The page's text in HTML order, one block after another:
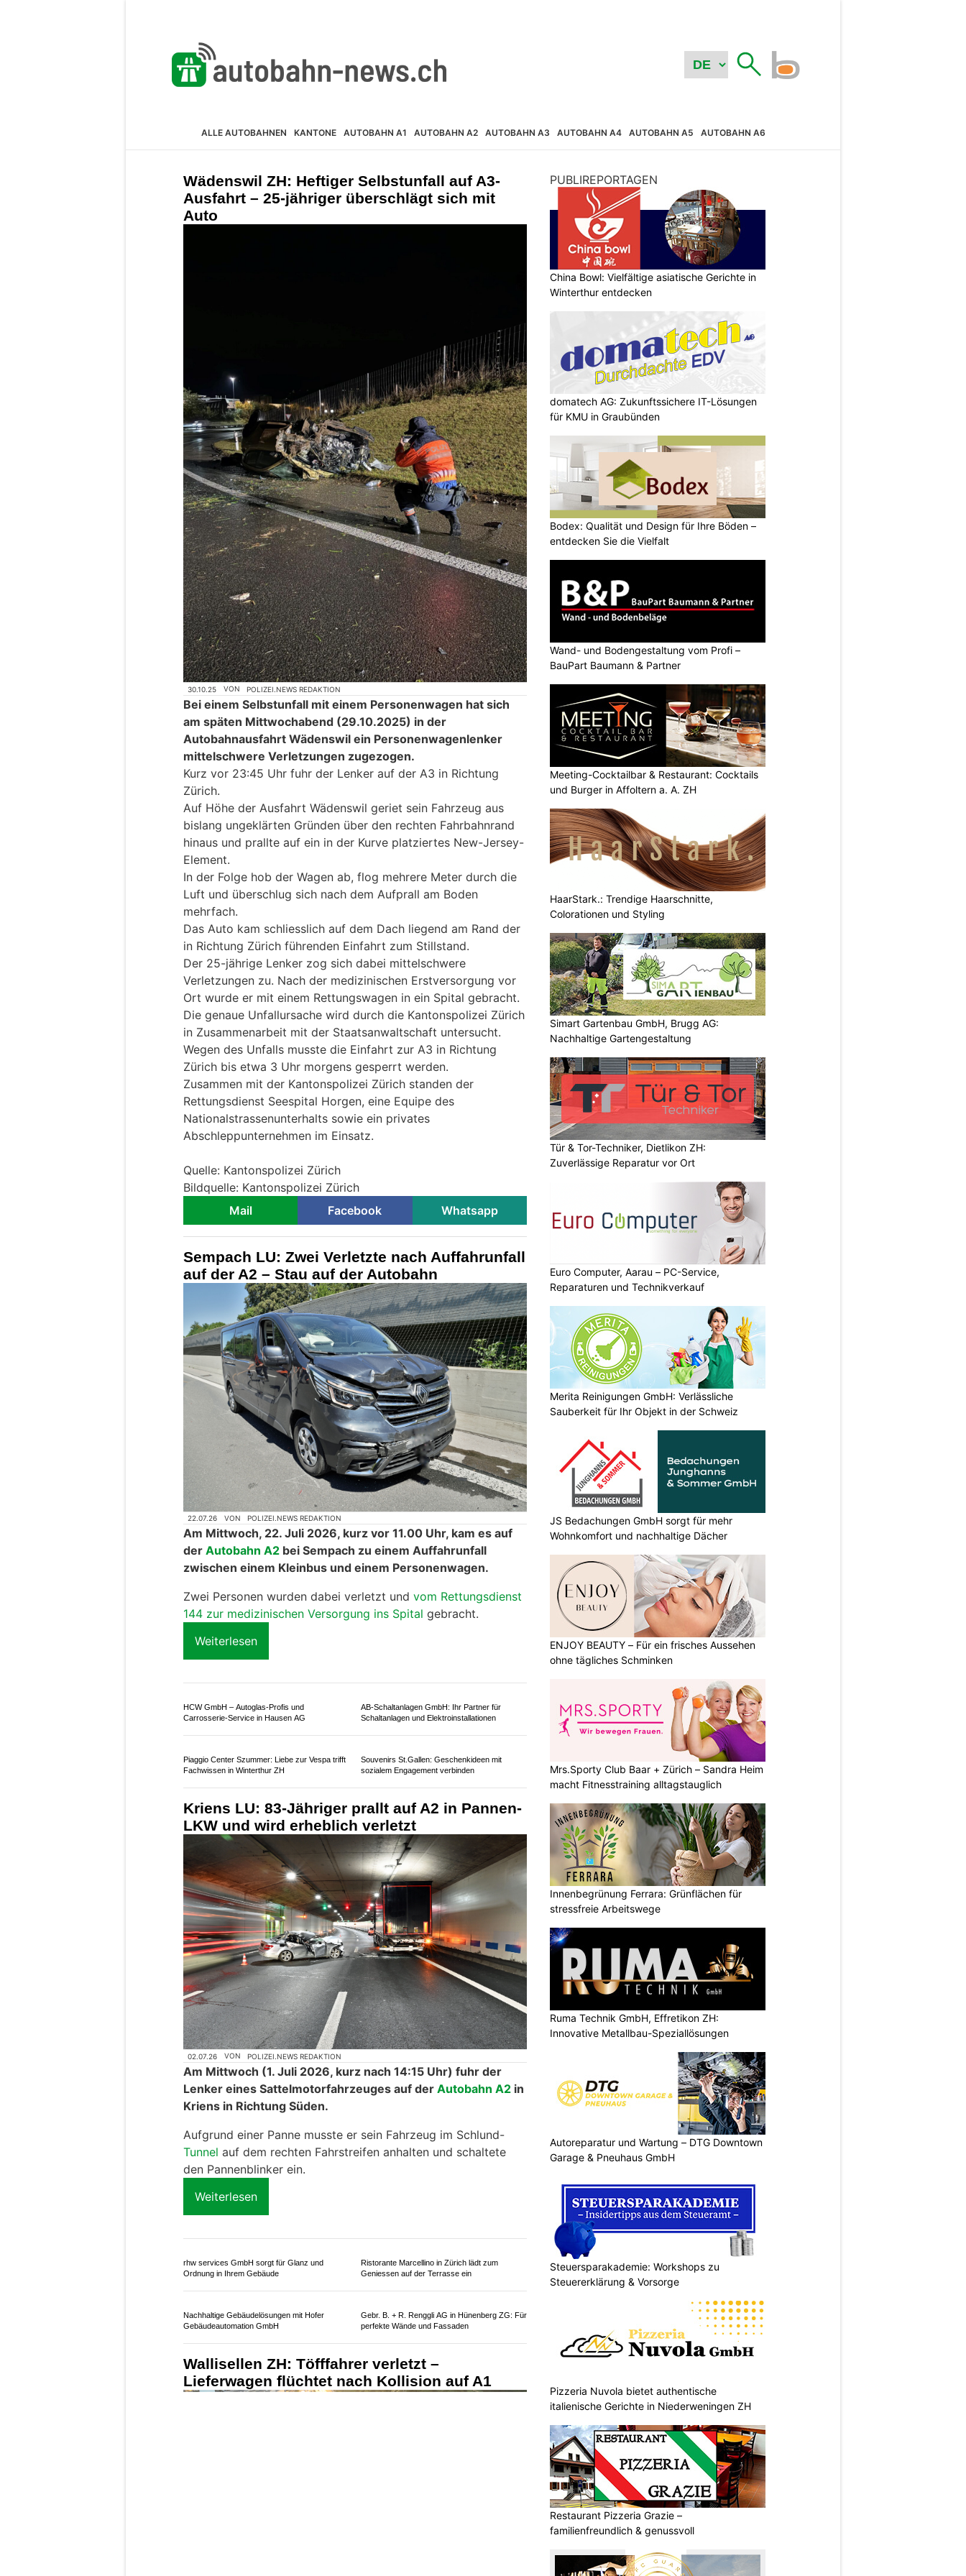
ALLE AUTOBAHNEN KANTONE AUTOBAHN A1 AUTOBAHN A2 AUTOBAHN A3 AUTOBAHN A4 AUTOBAHN A5 AUTOBAHN A6
Wädenswil ZH: Heftiger Selbstunfall auf A3-
Ausfahrt – 25-jähriger überschlägt sich mit
Auto
30.10.25 VON POLIZEI.NEWS REDAKTION
Bei einem Selbstunfall mit einem Personenwagen hat sich
am späten Mittwochabend (29.10.2025) in der
Autobahnausfahrt Wädenswil ein Personenwagenlenker
mittelschwere Verletzungen zugezogen.
Kurz vor 23:45 Uhr fuhr der Lenker auf der A3 in Richtung
Zürich.
Auf Höhe der Ausfahrt Wädenswil geriet sein Fahrzeug aus
bislang ungeklärten Gründen über den rechten Fahrbahnrand
hinaus und prallte auf ein in der Kurve platziertes New-Jersey-
Element.
In der Folge hob der Wagen ab, flog mehrere Meter durch die
Luft und überschlug sich nach dem Aufprall am Boden
mehrfach.
Das Auto kam schliesslich auf dem Dach liegend am Rand der
in Richtung Zürich führenden Einfahrt zum Stillstand.
Der 25-jährige Lenker zog sich dabei mittelschwere
Verletzungen zu. Nach der medizinischen Erstversorgung vor
Ort wurde er mit einem Rettungswagen in ein Spital gebracht.
Die genaue Unfallursache wird durch die Kantonspolizei Zürich
in Zusammenarbeit mit der Staatsanwaltschaft untersucht.
Wegen des Unfalls musste die Einfahrt zur A3 in Richtung
Zürich bis etwa 3 Uhr morgens gesperrt werden.
Zusammen mit der Kantonspolizei Zürich standen der
Rettungsdienst Seespital Horgen, eine Equipe des
Nationalstrassenunterhalts sowie ein privates
Abschleppunternehmen im Einsatz.
Quelle: Kantonspolizei Zürich
Bildquelle: Kantonspolizei Zürich
Mail
Facebook Whatsapp
Sempach LU: Zwei Verletzte nach Auffahrunfall
auf der A2 – Stau auf der Autobahn
22.07.26 VON POLIZEI.NEWS REDAKTION
Am Mittwoch, 22. Juli 2026, kurz vor 11.00 Uhr, kam es auf
der Autobahn A2 bei Sempach zu einem Auffahrunfall
zwischen einem Kleinbus und einem Personenwagen.
Zwei Personen wurden dabei verletzt und vom Rettungsdienst
144 zur medizinischen Versorgung ins Spital gebracht.
Weiterlesen
HCW GmbH – Autoglas‑Profis und
Carrosserie‑Service in Hausen AG
AB-Schaltanlagen GmbH: Ihr Partner für
Piaggio Center Szummer: Liebe zur Vespa trifft
Fachwissen in Winterthur ZH
Souvenirs St.Gallen: Geschenkideen mit
sozialem Engagement verbinden
Kriens LU: 83-Jähriger prallt auf A2 in Pannen-
LKW und wird erheblich verletzt
Am Mittwoch (1. Juli 2026, kurz nach 14:15 Uhr) fuhr der
Lenker eines Sattelmotorfahrzeuges auf der
Aufgrund einer Panne musste er sein Fahrzeug im Schlund-
Tunnelauf dem rechten Fahrstreifen anhalten und schaltete
Weiterlesen
PUBLIREPORTAGEN
China Bowl: Vielfältige asiatische Gerichte in
Winterthur entdecken
domatech AG: Zukunftssichere IT-Lösungen
für KMU in Graubünden
Bodex: Qualität und Design für Ihre Böden –
entdecken Sie die Vielfalt
Wand- und Bodengestaltung vom Profi –
BauPart Baumann & Partner
Meeting-Cocktailbar & Restaurant: Cocktails
und Burger in Affoltern a. A. ZH
HaarStark.: Trendige Haarschnitte,
Colorationen und Styling
Simart Gartenbau GmbH, Brugg AG:
Nachhaltige Gartengestaltung
Tür & Tor-Techniker, Dietlikon ZH:
Zuverlässige Reparatur vor Ort
Euro Computer, Aarau – PC-Service,
Reparaturen und Technikverkauf
Merita Reinigungen GmbH: Verlässliche
Sauberkeit für Ihr Objekt in der Schweiz
JS Bedachungen GmbH sorgt für mehr
Wohnkomfort und nachhaltige Dächer
ENJOY BEAUTY – Für ein frisches Aussehen
ohne tägliches Schminken
Mrs.Sporty Club Baar + Zürich – Sandra Heim
macht Fitnesstraining alltagstauglich
Innenbegrünung Ferrara: Grünflächen für
stressfreie Arbeitswege
Ruma Technik GmbH, Effretikon ZH:
Innovative Metallbau-Speziallösungen
Autoreparatur und Wartung – DTG Downtown
Garage & Pneuhaus GmbH
Steuersparakademie: Workshops zu
Steuererklärung & Vorsorge
Pizzeria Nuvola bietet authentische
italienische Gerichte in Niederweningen ZH
Restaurant Pizzeria Grazie –
familienfreundlich & genussvoll